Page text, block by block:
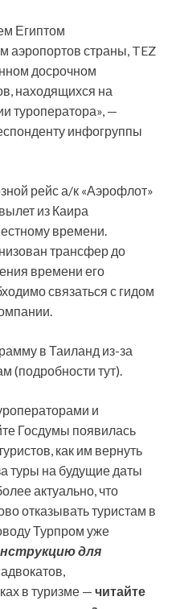
Египтом
аэропортов страны, TEZ
досрочном
находящихся на
туроператора», —
инфогруппы
рейс а/к «Аэрофлот»
из Каира
времени.
трансфер до
времени его
связаться с гидом
в Таиланд из-за
(подробности тут).
и
Госдумы появилась
как им вернуть
туры на будущие даты
актуально, что
отказывать туристам в
Турпром уже
для
в туризме — читайте